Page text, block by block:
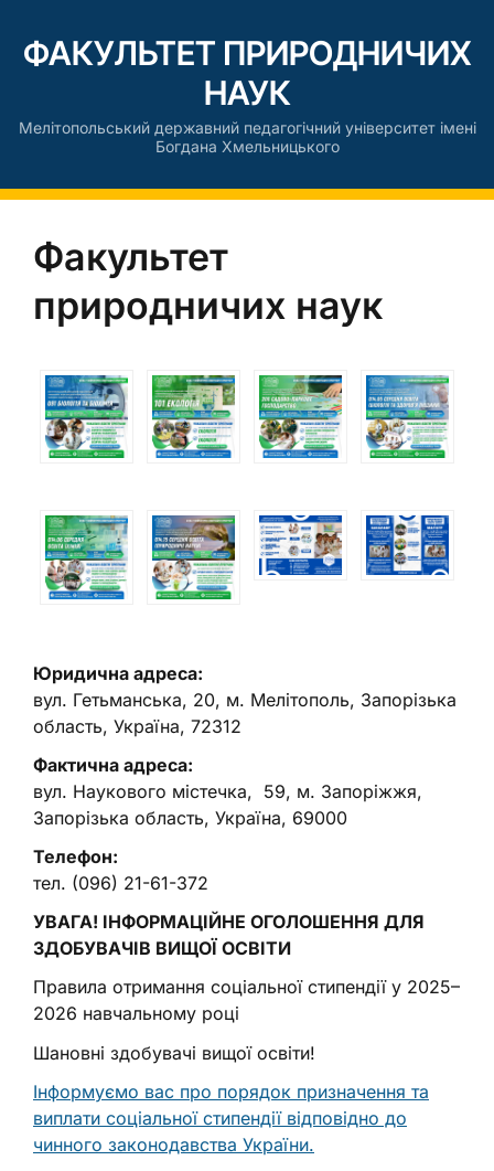
ФАКУЛЬТЕТ ПРИРОДНИЧИХ
НАУК
Мелітопольський державний педагогічний університет імені
Богдана Хмельницького
Факультет
природничих наук
Юридична адреса:
вул. Гетьманська, 20, м. Мелітополь, Запорізька
область, Україна, 72312
Фактична адреса:
вул. Наукового містечка, 59, м. Запоріжжя,
Запорізька область, Україна, 69000
Телефон:
тел. (096) 21-61-372
УВАГА! ІНФОРМАЦІЙНЕ ОГОЛОШЕННЯ ДЛЯ
ЗДОБУВАЧІВ ВИЩОЇ ОСВІТИ
Правила отримання соціальної стипендії у 2025–
2026 навчальному році
Шановні здобувачі вищої освіти!
Інформуємо вас про порядок призначення та
виплати соціальної стипендії відповідно до
чинного законодавства України.